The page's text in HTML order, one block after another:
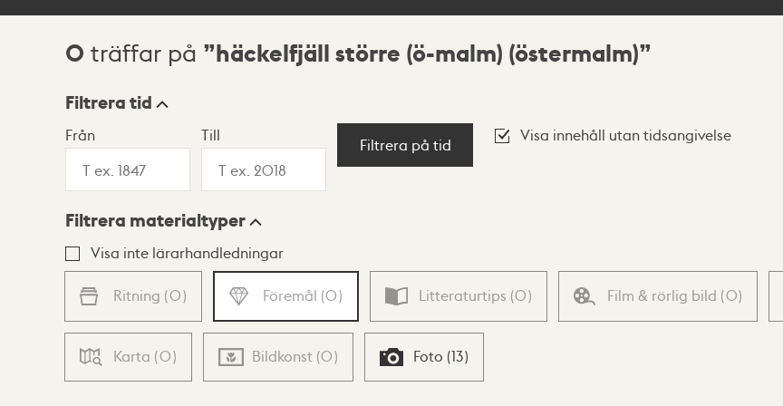
Sökresultat
0 träffar på häckelfjäll större (ö-malm) (östermalm)
Visningsläge
Lista Karta
Filtrera tid
Från Till
Filtrera på tid
Visa innehåll utan tidsangivelse
Filtrera materialtyper
Visa inte lärarhandledningar
Ritning (0) Föremål (0) Litteraturtips (0) Film & rörlig bild (0)
Karta (0) Bildkonst (0) Foto (13)